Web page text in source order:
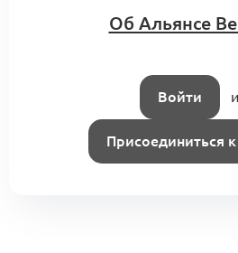
Об Альянсе
Войти
Присоединиться